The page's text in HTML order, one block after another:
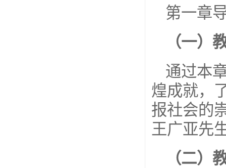
第一章
（一）
通过本
煌成就，
报社会的
王广亚先
（二）